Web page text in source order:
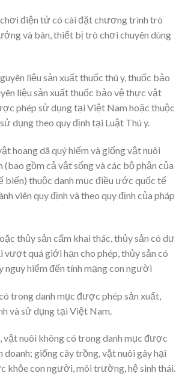
điện tử có cài đặt chương trình trò
và bàn, thiết bị trò chơi chuyên dùng
liệu sản xuất thuốc thú y, thuốc bảo
liệu sản xuất thuốc bảo vệ thực vật
phép sử dụng tại Việt Nam hoặc thuộc
dụng theo quy định tại Luật Thú y.
hoang dã quý hiếm và giống vật nuôi
(bao gồm cả vật sống và các bộ phận của
biến) thuộc danh mục điều ước quốc tế
viên quy định và theo quy định của pháp
thủy sản cấm khai thác, thủy sản có dư
quá giới hạn cho phép, thủy sản có
nguy hiểm đến tính mạng con người
trong danh mục được phép sản xuất,
và sử dụng tại Việt Nam.
vật nuôi không có trong danh mục được
doanh; giống cây trồng, vật nuôi gây hại
khỏe con người, môi trường, hệ sinh thái.